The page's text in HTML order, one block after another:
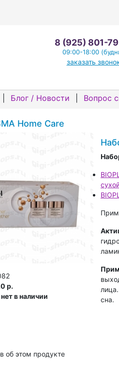
8 (925) 801-
09:00-18:00
заказать
Блог / Новости Вопрос
Home Care
р.
нет в наличии
сна.
об этом продукте